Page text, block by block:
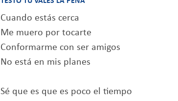
Cuando estás cerca
Me muero por tocarte
Conformarme con ser amigos
No está en mis planes
Sé que es que es poco el tiempo